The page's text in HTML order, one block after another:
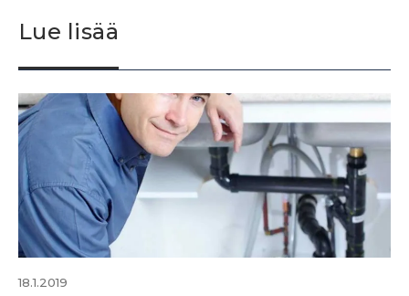
Lue lisää
18.1.2019